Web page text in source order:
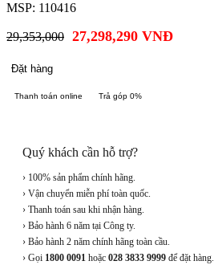
MSP: 110416
29,353,000 27,298,290 VNĐ
Đặt hàng
Thanh toán online Trả góp 0%
Quý khách cần hỗ trợ?
› 100% sản phẩm chính hãng.
› Vận chuyển miễn phí toàn quốc.
› Thanh toán sau khi nhận hàng.
› Bảo hành 6 năm tại Công ty.
› Bảo hành 2 năm chính hãng toàn cầu.
› Gọi 1800 0091 hoặc 028 3833 9999 để đặt hàng.